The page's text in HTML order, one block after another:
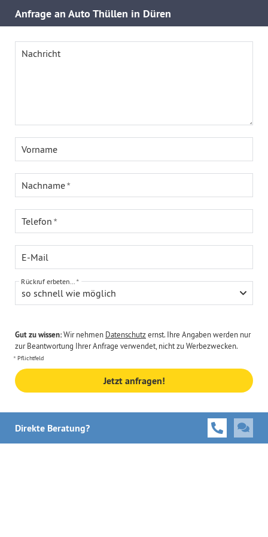
Anfrage an Auto Thüllen in Düren
Nachricht
Vorname
Nachname
Telefon
E-Mail
so schnell wie möglich
Rückruf erbeten...
Gut zu wissen:Wir nehmen Datenschutzernst. Ihre Angaben werden nur
zur Beantwortung Ihrer Anfrage verwendet, nicht zu Werbezwecken.
Pflichtfeld
Jetzt anfragen!
Direkte Beratung?